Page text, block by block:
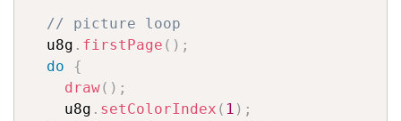
// picture loop
  u8g
. firstPage ( ) ;
do
{
draw( ) ;
    u8g
. setColorIndex ( 1 ) ;